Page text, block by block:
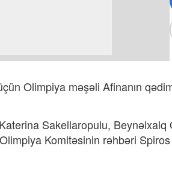
Olimpiya məşəli Afinanın
Sakellaropulu,
Komitəsinin rəhbəri